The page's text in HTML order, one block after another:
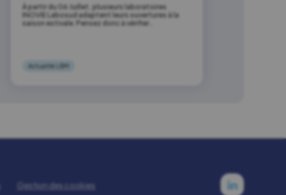
À partir du 06 Juillet, plusieurs laboratoires
INOVIE Labosud adaptent leurs ouvertures à la
saison estivale. Pensez donc à vérifier…
Actualité LBM
Gestion des cookies